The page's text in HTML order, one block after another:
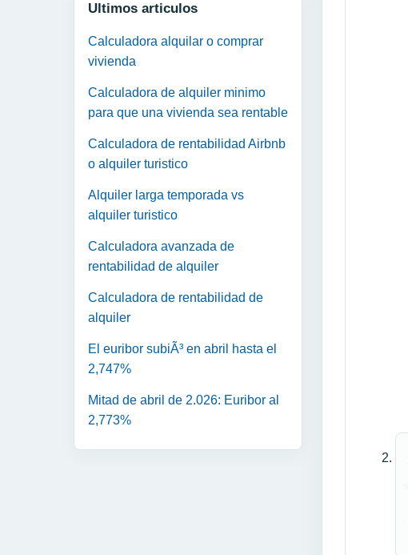
Ultimos articulos
Calculadora alquilar o comprar
vivienda
Calculadora de alquiler minimo
para que una vivienda sea rentable
Calculadora de rentabilidad Airbnb
o alquiler turistico
Alquiler larga temporada vs
alquiler turistico
Calculadora avanzada de
rentabilidad de alquiler
Calculadora de rentabilidad de
alquiler
El euribor subiÃ³ en abril hasta el
2,747%
Mitad de abril de 2.026: Euribor al
2,773%